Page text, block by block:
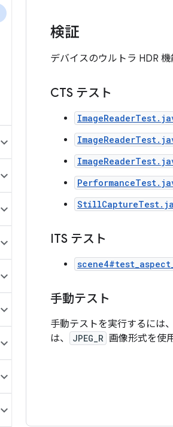
検証
デバイスのウルトラ HDR
CTS テスト
ITS テスト
手動テスト
手動テストを実行するには、
は、
JPEG_R 画像形式を使